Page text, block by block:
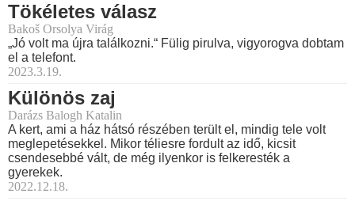
Tökéletes válasz
Bakoš Orsolya Virág
„Jó volt ma újra találkozni.“ Fülig pirulva, vigyorogva dobtam
el a telefont.
2023.3.19.
Különös zaj
Darázs Balogh Katalin
A kert, ami a ház hátsó részében terült el, mindig tele volt
meglepetésekkel. Mikor téliesre fordult az idő, kicsit
csendesebbé vált, de még ilyenkor is felkeresték a
gyerekek.
2022.12.18.